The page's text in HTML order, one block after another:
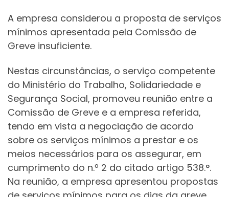
A empresa considerou a proposta de serviços
mínimos apresentada pela Comissão de
Greve insuficiente.
Nestas circunstâncias, o serviço competente
do Ministério do Trabalho, Solidariedade e
Segurança Social, promoveu reunião entre a
Comissão de Greve e a empresa referida,
tendo em vista a negociação de acordo
sobre os serviços mínimos a prestar e os
meios necessários para os assegurar, em
cumprimento do n.º 2 do citado artigo 538.°.
Na reunião, a empresa apresentou propostas